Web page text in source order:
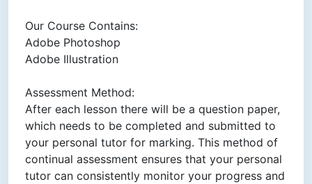
Our Course Contains:
Adobe Photoshop
Adobe Illustration
Assessment Method:
After each lesson there will be a question paper,
which needs to be completed and submitted to
your personal tutor for marking. This method of
continual assessment ensures that your personal
tutor can consistently monitor your progress and